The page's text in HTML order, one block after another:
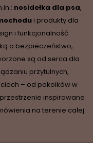
nosidełka dla psa,
i produkty dla
i funkcjonalność.
o bezpieczeństwo,
są od serca dla
przytulnych,
– od pokoików w
inspirowane
na terenie całej